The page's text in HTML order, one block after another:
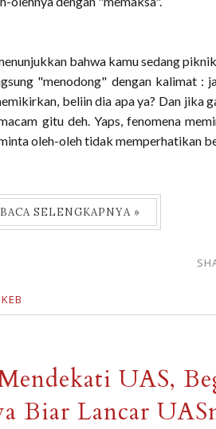
bahwa kamu sedang
"menodong" dengan kalimat :
beliin dia apa ya? Dan jika
gitu deh. Yaps, fenomena
oleh-oleh tidak memperhatikan
BACA SELENGKAPNYA »
KEB
UAS,
Biar Lancar